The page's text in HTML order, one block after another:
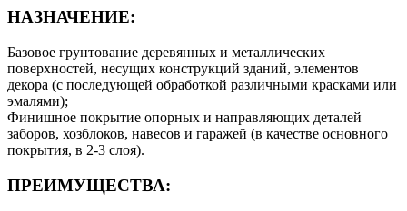
НАЗНАЧЕНИЕ:
Базовое грунтование деревянных и металлических
поверхностей, несущих конструкций зданий, элементов
декора (с последующей обработкой различными красками или
эмалями);
Финишное покрытие опорных и направляющих деталей
заборов, хозблоков, навесов и гаражей (в качестве основного
покрытия, в 2-3 слоя).
ПРЕИМУЩЕСТВА: